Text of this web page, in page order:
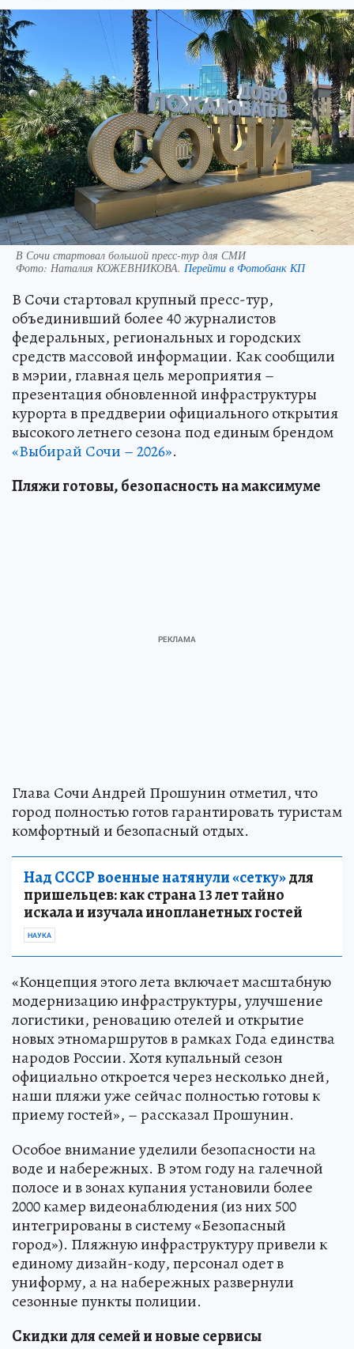
В Сочи стартовал большой пресс-тур для СМИ
Фото: Наталия КОЖЕВНИКОВА. Перейти в Фотобанк КП
В Сочи стартовал крупный пресс-тур,
объединивший более 40 журналистов
федеральных, региональных и городских
средств массовой информации. Как сообщили
в мэрии, главная цель мероприятия –
презентация обновленной инфраструктуры
курорта в преддверии официального открытия
высокого летнего сезона под единым брендом
«Выбирай Сочи – 2026».
Пляжи готовы, безопасность на максимуме
Глава Сочи Андрей Прошунин отметил, что
город полностью готов гарантировать туристам
комфортный и безопасный отдых.
Над СССР военные натянули «сетку»для
пришельцев: как страна 13 лет тайно
искала и изучала инопланетных гостей
НАУКА
«Концепция этого лета включает масштабную
модернизацию инфраструктуры, улучшение
логистики, реновацию отелей и открытие
новых этномаршрутов в рамках Года единства
народов России. Хотя купальный сезон
официально откроется через несколько дней,
наши пляжи уже сейчас полностью готовы к
приему гостей», – рассказал Прошунин.
Особое внимание уделили безопасности на
воде и набережных. В этом году на галечной
полосе и в зонах купания установили более
2000 камер видеонаблюдения (из них 500
интегрированы в систему «Безопасный
город»). Пляжную инфраструктуру привели к
единому дизайн-коду, персонал одет в
униформу, а на набережных развернули
сезонные пункты полиции.
Скидки для семей и новые сервисы